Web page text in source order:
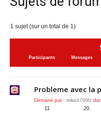
1 sujet (sur un total de 1)
Participants Messages
Probleme avec la
Démarré par : mika17000
11 20